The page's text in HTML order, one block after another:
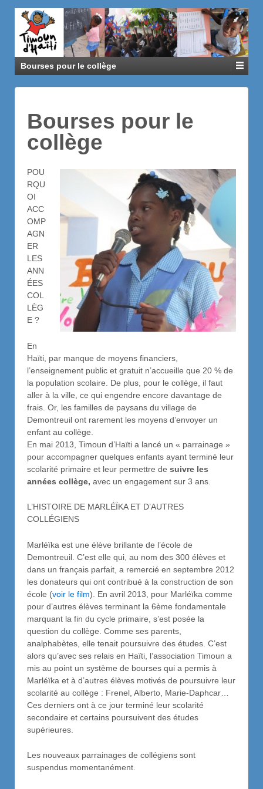
Bourses pour le collège
Bourses pour le
collège
POU
RQU
OI
ACC
OMP
AGN
ER
LES
ANN
ÉES
COL
LÈG
E ?
En
Haïti, par manque de moyens financiers,
l’enseignement public et gratuit n’accueille que 20 % de
la population scolaire. De plus, pour le collège, il faut
aller à la ville, ce qui engendre encore davantage de
frais. Or, les familles de paysans du village de
Demontreuil ont rarement les moyens d’envoyer un
enfant au collège.
En mai 2013, Timoun d’Haïti a lancé un « parrainage »
pour accompagner quelques enfants ayant terminé leur
scolarité primaire et leur permettre de suivre les
années collège, avec un engagement sur 3 ans.
L’HISTOIRE DE MARLÉÏKA ET D’AUTRES
COLLÉGIENS
Marléïka est une élève brillante de l’école de
Demontreuil. C’est elle qui, au nom des 300 élèves et
dans un français parfait, a remercié en septembre 2012
les donateurs qui ont contribué à la construction de son
école (voir le film). En avril 2013, pour Marléïka comme
pour d’autres élèves terminant la 6ème fondamentale
marquant la fin du cycle primaire, s’est posée la
question du collège. Comme ses parents,
analphabètes, elle tenait poursuivre des études. C’est
alors qu’avec ses relais en Haïti, l’association Timoun a
mis au point un système de bourses qui a permis à
Marléïka et à d’autres élèves motivés de poursuivre leur
scolarité au collège : Frenel, Alberto, Marie-Daphcar…
Ces derniers ont à ce jour terminé leur scolarité
secondaire et certains poursuivent des études
supérieures.
Les nouveaux parrainages de collégiens sont
suspendus momentanément.